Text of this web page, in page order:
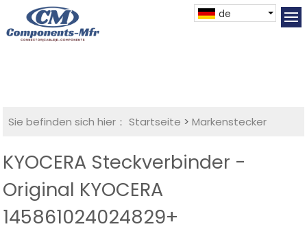
de
Sie befinden sich hier： Startseite >Markenstecker
KYOCERA Steckverbinder -
Original KYOCERA
145861024024829+